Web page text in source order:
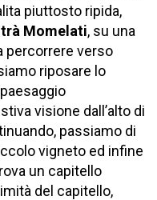
piuttosto ripida,
Momelati, su una
percorrere verso
riposare lo
visione dall’alto di
passiamo di
vigneto ed infine
un capitello
del capitello,